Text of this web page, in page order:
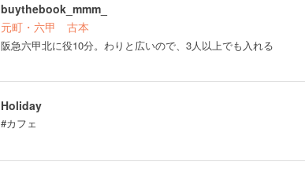
buythebook_mmm_
元町・六甲 古本
阪急六甲北に役10分。わりと広いので、3人以上でも入れる
Holiday
#カフェ